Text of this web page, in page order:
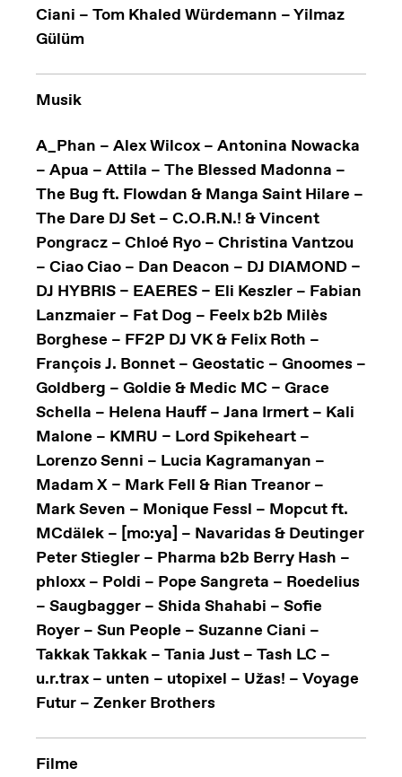
Ciani – Tom Khaled Würdemann – Yilmaz
Gülüm
Musik
A_Phan – Alex Wilcox – Antonina Nowacka
– Apua – Attila – The Blessed Madonna –
The Bug ft. Flowdan & Manga Saint Hilare –
The Dare DJ Set – C.O.R.N.! & Vincent
Pongracz – Chloé Ryo – Christina Vantzou
– Ciao Ciao – Dan Deacon – DJ DIAMOND –
DJ HYBRIS – EAERES – Eli Keszler – Fabian
Lanzmaier – Fat Dog – Feelx b2b Milès
Borghese – FF2P DJ VK & Felix Roth –
François J. Bonnet – Geostatic – Gnoomes –
Goldberg – Goldie & Medic MC – Grace
Schella – Helena Hauff – Jana Irmert – Kali
Malone – KMRU – Lord Spikeheart –
Lorenzo Senni – Lucia Kagramanyan –
Madam X – Mark Fell & Rian Treanor –
Mark Seven – Monique Fessl – Mopcut ft.
MCdälek – [mo:ya] – Navaridas & Deutinger
Peter Stiegler – Pharma b2b Berry Hash –
phloxx – Poldi – Pope Sangreta – Roedelius
– Saugbagger – Shida Shahabi – Sofie
Royer – Sun People – Suzanne Ciani –
Takkak Takkak – Tania Just – Tash LC –
u.r.trax – unten – utopixel – Užas! – Voyage
Futur – Zenker Brothers
Filme